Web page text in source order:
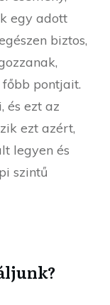
egy adott
biztos,
pontjait.
és ezt az
ezt azért,
legyen és
szintű